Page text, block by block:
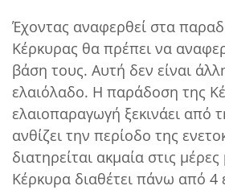
Έχοντας αναφερθεί στα
Κέρκυρας θα πρέπει να
βάση τους. Αυτή δεν είναι
ελαιόλαδο. Η παράδοση της
ελαιοπαραγωγή ξεκινάει από
ανθίζει την περίοδο της
διατηρείται ακμαία στις
Κέρκυρα διαθέτει πάνω από 4